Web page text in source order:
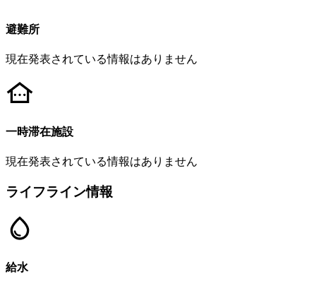
避難所
現在発表されている情報はありません
一時滞在施設
現在発表されている情報はありません
ライフライン情報
給水